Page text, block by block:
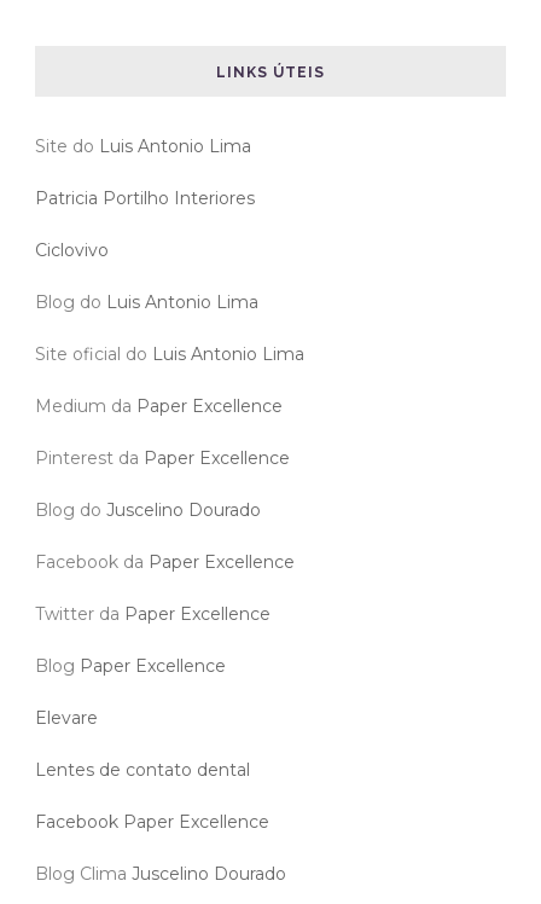
LINKS ÚTEIS
Site do Luis Antonio Lima
Patricia Portilho Interiores
Ciclovivo
Blog do Luis Antonio Lima
Site oficial do Luis Antonio Lima
Medium da Paper Excellence
Pinterest da Paper Excellence
Blog do Juscelino Dourado
Facebook da Paper Excellence
Twitter da Paper Excellence
Blog Paper Excellence
Elevare
Lentes de contato dental
Facebook Paper Excellence
Blog Clima Juscelino Dourado